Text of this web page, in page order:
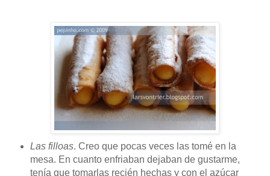
Las filloas. Creo que pocas veces las tomé en la
mesa. En cuanto enfriaban dejaban de gustarme,
tenía que tomarlas recién hechas y con el azúcar